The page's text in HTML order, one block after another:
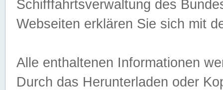
Schifffahrtsverwaltung des
Webseiten erklären Sie sich mit
Alle enthaltenen Informationen
Durch das Herunterladen oder